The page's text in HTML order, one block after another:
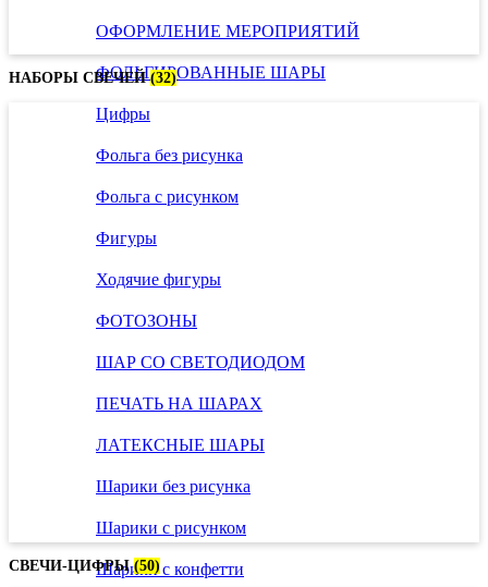
ОФОРМЛЕНИЕ МЕРОПРИЯТИЙ
ФОЛЬГИРОВАННЫЕ ШАРЫ
Цифры
Фольга без рисунка
Фольга с рисунком
Фигуры
Ходячие фигуры
ФОТОЗОНЫ
ШАР СО СВЕТОДИОДОМ
ПЕЧАТЬ НА ШАРАХ
ЛАТЕКСНЫЕ ШАРЫ
Шарики без рисунка
Шарики с рисунком
Шарики с конфетти
НАБОРЫ СВЕЧЕЙ(32)
СВЕЧИ-ЦИФРЫ(50)